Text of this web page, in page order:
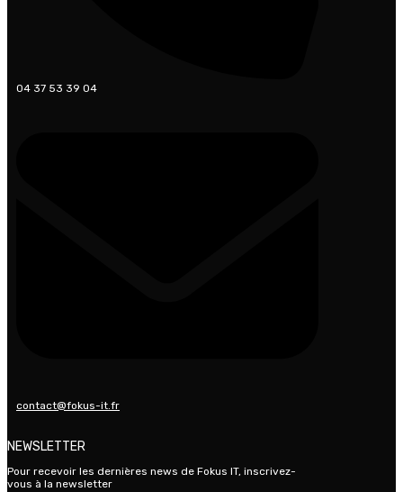
04 37 53 39 04
contact@fokus-it.fr
NEWSLETTER
Pour recevoir les dernières news de Fokus IT, inscrivez-
vous à la newsletter